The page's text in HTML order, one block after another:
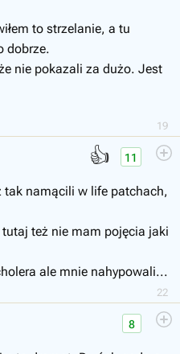
19
to strzelanie, a tu
dobrze.
nie pokazali za dużo. Jest
👍
22
11
namącili w life patchach,
też nie mam pojęcia jaki
ale mnie nahypowali...
8